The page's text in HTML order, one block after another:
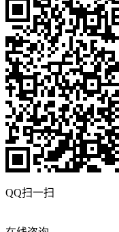
QQ扫一扫